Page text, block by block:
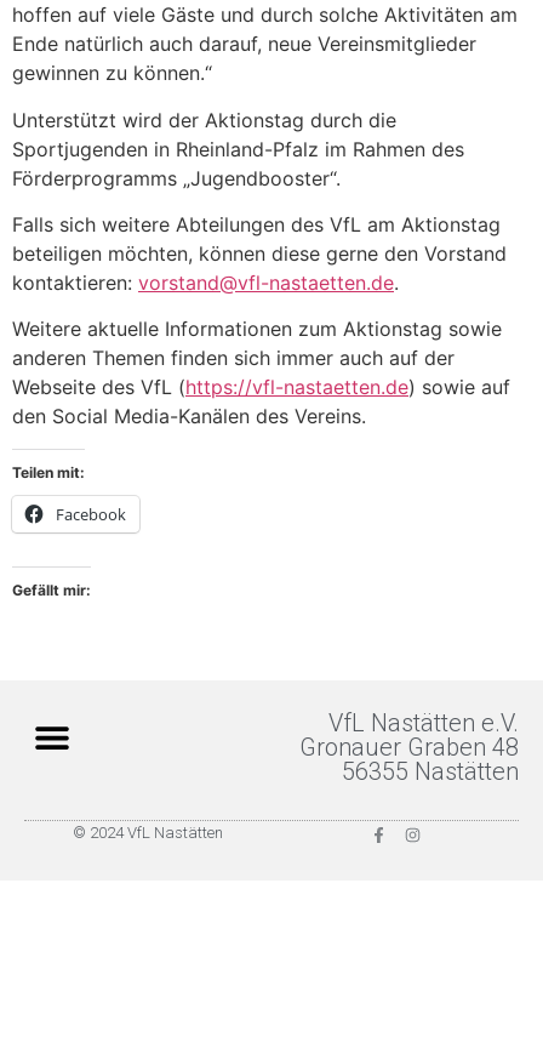
hoffen auf viele Gäste und durch solche Aktivitäten am
Ende natürlich auch darauf, neue Vereinsmitglieder
gewinnen zu können.“
Unterstützt wird der Aktionstag durch die
Sportjugenden in Rheinland-Pfalz im Rahmen des
Förderprogramms „Jugendbooster“.
Falls sich weitere Abteilungen des VfL am Aktionstag
beteiligen möchten, können diese gerne den Vorstand
kontaktieren: vorstand@vfl-nastaetten.de.
Weitere aktuelle Informationen zum Aktionstag sowie
anderen Themen finden sich immer auch auf der
Webseite des VfL (https://vfl-nastaetten.de) sowie auf
den Social Media-Kanälen des Vereins.
Teilen mit:
Facebook
Gefällt mir:
VfL Nastätten e.V.
Gronauer Graben 48
56355 Nastätten
© 2024 VfL Nastätten